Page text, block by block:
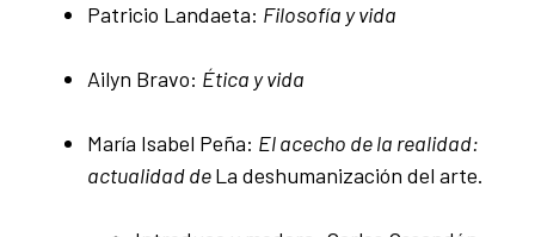
Patricio Landaeta: Filosofía y vida
Ailyn Bravo: Ética y vida
María Isabel Peña: El acecho de la realidad:
actualidad deLa deshumanización del arte.